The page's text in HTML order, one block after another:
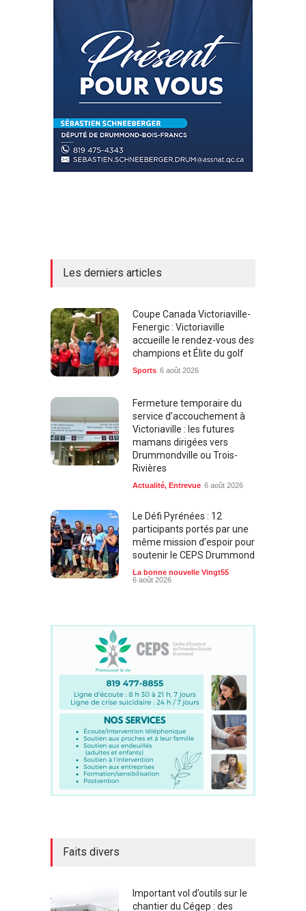
Les derniers articles
Coupe Canada Victoriaville-
Fenergic : Victoriaville
accueille le rendez-vous des
champions et Élite du golf
Sports 6 août 2026
Fermeture temporaire du
service d’accouchement à
Victoriaville : les futures
mamans dirigées vers
Drummondville ou Trois-
Rivières
Actualité, Entrevue 6 août 2026
Le Défi Pyrénées : 12
participants portés par une
même mission d’espoir pour
soutenir le CEPS Drummond
La bonne nouvelle Vingt55
6 août 2026
Faits divers
Important vol d’outils sur le
chantier du Cégep : des